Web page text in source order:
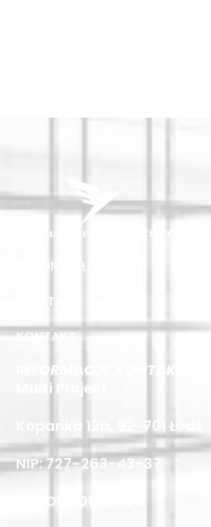
STRONA GŁÓWNA
OFERTA
KONTAKT
INFORMACJE KONTAKTOWE
Multi Projekt
Kopanka 12b, 92-701 Łódź
NIP: 727-263-43-37
REGON: 101817036